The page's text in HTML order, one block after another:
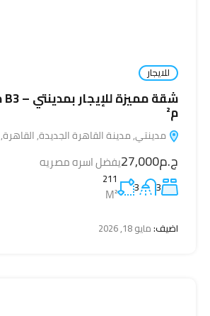
للايجار
م²
مدينتي, مدينة القاهرة الجديدة, القاهرة, 19511, مصر
ج.م27,000 يفضل اسره مصريه
3
3
211
M²
اضيف:مايو 18, 2026